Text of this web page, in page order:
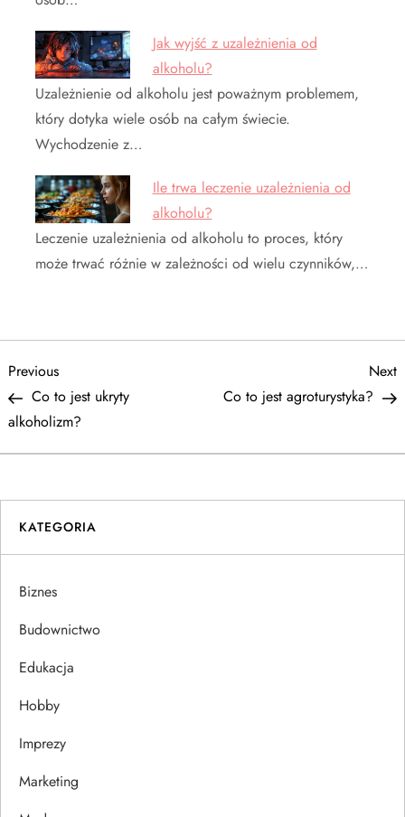
Jak wyjść z uzależnienia od
alkoholu?
Uzależnienie od alkoholu jest poważnym problemem,
który dotyka wiele osób na całym świecie.
Wychodzenie z…
Ile trwa leczenie uzależnienia od
alkoholu?
Leczenie uzależnienia od alkoholu to proces, który
może trwać różnie w zależności od wielu czynników,…
N
a
w
i
g
a
c
a
w
p
Previous
Post
Previous
Co to jest ukryty
alkoholizm?
Next
Co to jest agroturystyka?
KATEGORIA
Biznes
Budownictwo
Edukacja
Hobby
Imprezy
Marketing